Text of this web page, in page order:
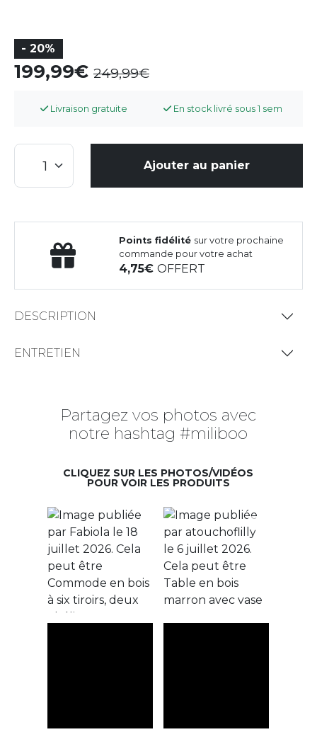
- 20%
199,99 249,99
Livraison gratuite En stock livré sous 1 sem
Ajouter au panier
Points fidélité sur votre prochaine
commande pour votre achat
4,75OFFERT
DESCRIPTION
ENTRETIEN
Partagez vos photos avec
notre hashtag #miliboo
CLIQUEZ SUR LES PHOTOS/VIDÉOS
POUR VOIR LES PRODUITS